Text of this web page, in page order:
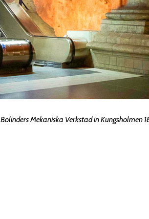
Bolinders Mekaniska Verkstad in Kungsholmen